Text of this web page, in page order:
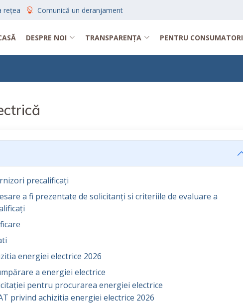
rețea Comunică un deranjament
DESPRE NOI TRANSPARENȚA PENTRU CONSUMATORI
precalificați
a fi prezentate de solicitanți si criteriile de evaluare a
energiei electrice 2026
a energiei electrice
pentru procurarea energiei electrice
privind achizitia energiei electrice 2026